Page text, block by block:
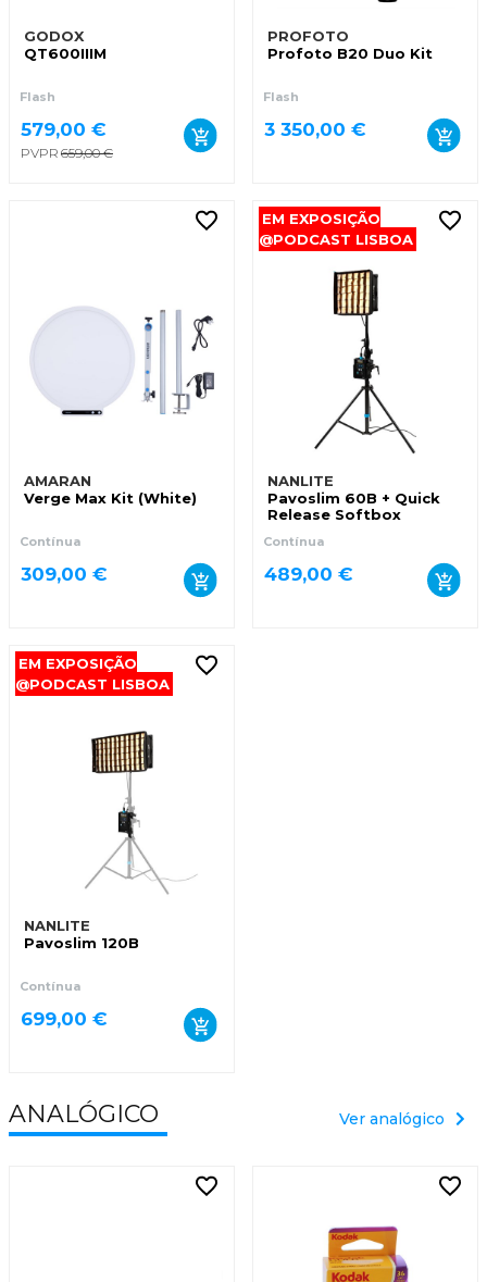
GODOX
QT600IIIM
Flash
579,00 €
PVPR 659,00 €
PROFOTO
Profoto B20 Duo Kit
Flash
3 350,00 €
AMARAN
Verge Max Kit (White)
Contínua
309,00 €
EM EXPOSIÇÃO
@PODCAST LISBOA
NANLITE
Pavoslim 60B + Quick
Release Softbox
Contínua
489,00 €
EM EXPOSIÇÃO
@PODCAST LISBOA
NANLITE
Pavoslim 120B
Contínua
699,00 €
ANALÓGICO Ver analógico